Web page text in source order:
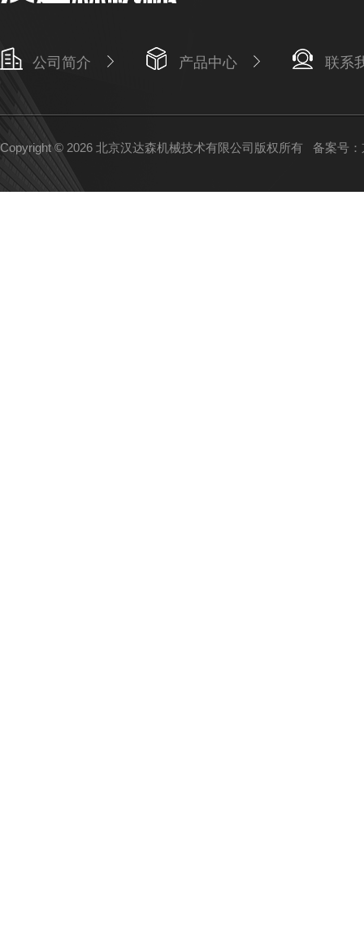
公司简介 产品中心 联系
Copyright © 2026 北京汉达森机械技术有限公司版权所有 备案号：